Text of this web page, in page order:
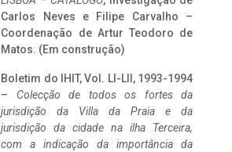
Carlos Neves e Filipe Carvalho –
Coordenação de Artur Teodoro de
Matos. (Em construção)
Boletim do IHIT, Vol. LI-LII, 1993-1994
– Colecção de todos os fortes da
jurisdição da Villa da Praia e da
jurisdição da cidade na ilha Terceira,
com a indicação da importância da